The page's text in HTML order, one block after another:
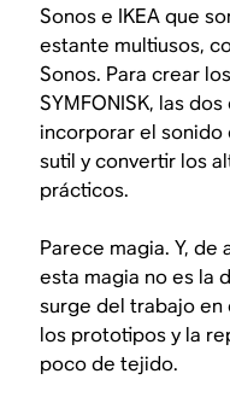
Sonos e IKEA que
estante multiusos,
Sonos. Para crear
SYMFONISK, las
incorporar el sonido
sutil y convertir los
prácticos.
Parece magia. Y, de
esta magia no es la
surge del trabajo en
los prototipos y la
poco de tejido.